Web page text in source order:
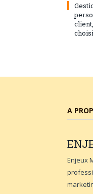
A
Enjeux